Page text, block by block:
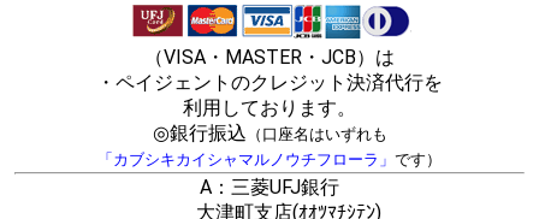
（VISA・MASTER・JCB）は
・ペイジェントのクレジット決済代行を
利用しております。
◎銀行振込 （口座名はいずれも
「カブシキカイシャマルノウチフローラ」 です）
A：三菱UFJ銀行
大津町支店(ｵｵﾂﾏﾁｼﾃﾝ)